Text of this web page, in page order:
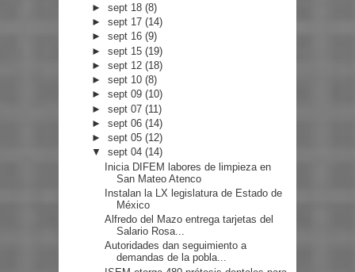
►sept 18(8)
►sept 17(14)
►sept 16(9)
►sept 15(19)
►sept 12(18)
►sept 10(8)
►sept 09(10)
►sept 07(11)
►sept 06(14)
►sept 05(12)
▼sept 04(14)
Inicia DIFEM labores de limpieza en
San Mateo Atenco
Instalan la LX legislatura de Estado de
México
Alfredo del Mazo entrega tarjetas del
Salario Rosa...
Autoridades dan seguimiento a
demandas de la pobla...